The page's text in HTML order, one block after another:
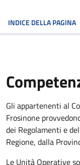
INDICE DELLA PAGINA
Gli appartenenti al
Frosinone
dei Regolamenti e
Regione, dalla
Le Unità Operative